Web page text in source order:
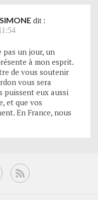
dit :
pas un jour, un
à mon esprit.
de vous soutenir
vous sera
puissent eux aussi
et que vos
En France, nous